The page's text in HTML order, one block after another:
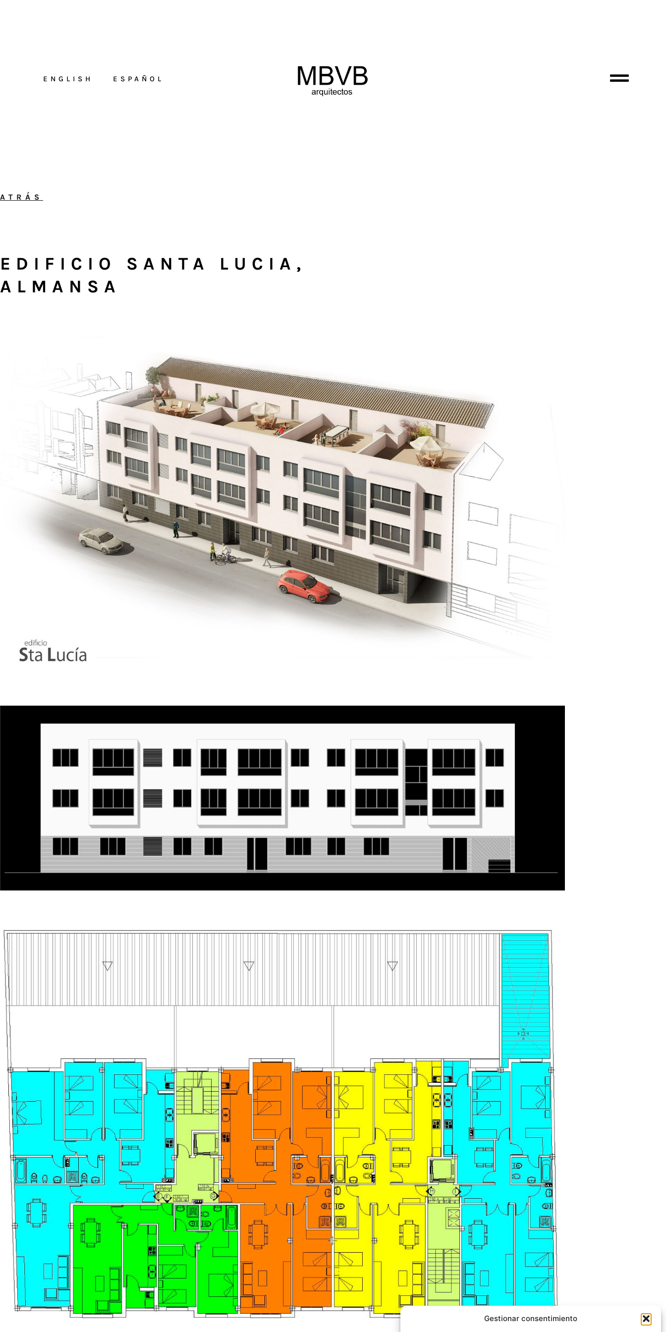
Gestionar consentimiento
ENGLISH ESPAÑOL
ATRÁS
EDIFICIO SANTA LUCIA,
ALMANSA